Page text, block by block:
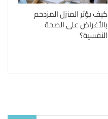
كيف يؤثر المنزل المزدحم
بالأغراض على الصحة
النفسية؟